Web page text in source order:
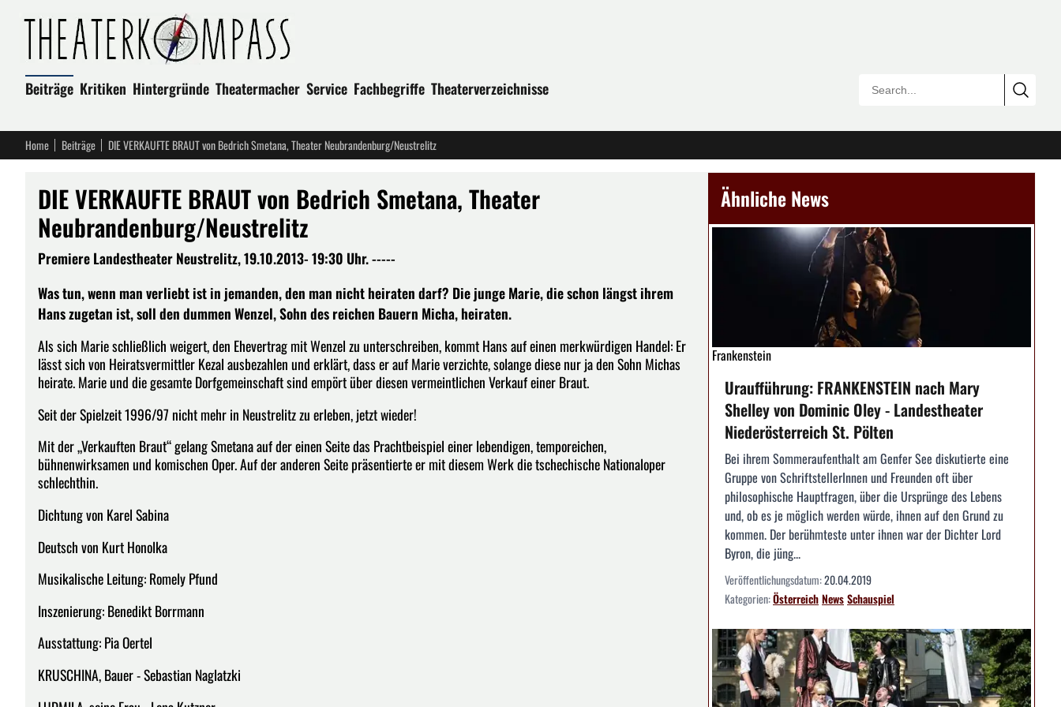
Beiträge Kritiken Hintergründe Theatermacher Service Fachbegriffe Theaterverzeichnisse
Home Beiträge DIE VERKAUFTE BRAUT von Bedrich Smetana, Theater Neubrandenburg/Neustrelitz
DIE VERKAUFTE BRAUT von Bedrich Smetana, Theater
Neubrandenburg/Neustrelitz
Premiere Landestheater Neustrelitz, 19.10.2013- 19:30 Uhr. -----
Was tun, wenn man verliebt ist in jemanden, den man nicht heiraten darf? Die junge Marie, die schon längst ihrem
Hans zugetan ist, soll den dummen Wenzel, Sohn des reichen Bauern Micha, heiraten.
Als sich Marie schließlich weigert, den Ehevertrag mit Wenzel zu unterschreiben, kommt Hans auf einen merkwürdigen Handel: Er
lässt sich von Heiratsvermittler Kezal ausbezahlen und erklärt, dass er auf Marie verzichte, solange diese nur ja den Sohn Michas
heirate. Marie und die gesamte Dorfgemeinschaft sind empört über diesen vermeintlichen Verkauf einer Braut.
Seit der Spielzeit 1996/97 nicht mehr in Neustrelitz zu erleben, jetzt wieder!
Mit der „Verkauften Braut“ gelang Smetana auf der einen Seite das Prachtbeispiel einer lebendigen, temporeichen,
bühnenwirksamen und komischen Oper. Auf der anderen Seite präsentierte er mit diesem Werk die tschechische Nationaloper
schlechthin.
Dichtung von Karel Sabina
Deutsch von Kurt Honolka
Musikalische Leitung: Romely Pfund
Inszenierung: Benedikt Borrmann
Ausstattung: Pia Oertel
KRUSCHINA, Bauer - Sebastian Naglatzki
Ähnliche News
Frankenstein
Uraufführung: FRANKENSTEIN nach Mary
Shelley von Dominic Oley - Landestheater
Niederösterreich St. Pölten
Bei ihrem Sommeraufenthalt am Genfer See diskutierte eine
Gruppe von SchriftstellerInnen und Freunden oft über
philosophische Hauptfragen, über die Ursprünge des Lebens
und, ob es je möglich werden würde, ihnen auf den Grund zu
kommen. Der berühmteste unter ihnen war der Dichter Lord
Byron, die jüng...
Veröffentlichungsdatum:20.04.2019
Kategorien:ÖsterreichNewsSchauspiel